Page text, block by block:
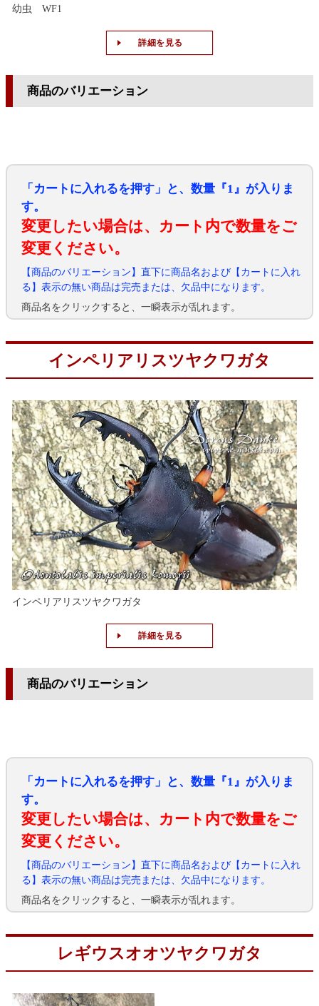
幼虫 WF1
詳細を見る
商品のバリエーション
「カートに入れるを押す」と、数量『1』が入りま
す。
変更したい場合は、カート内で数量をご
変更ください。
【商品のバリエーション】直下に商品名および【カートに入れ
る】表示の無い商品は完売または、欠品中になります。
商品名をクリックすると、一瞬表示が乱れます。
インペリアリスツヤクワガタ
インペリアリスツヤクワガタ
詳細を見る
商品のバリエーション
「カートに入れるを押す」と、数量『1』が入りま
す。
変更したい場合は、カート内で数量をご
変更ください。
【商品のバリエーション】直下に商品名および【カートに入れ
る】表示の無い商品は完売または、欠品中になります。
商品名をクリックすると、一瞬表示が乱れます。
レギウスオオツヤクワガタ